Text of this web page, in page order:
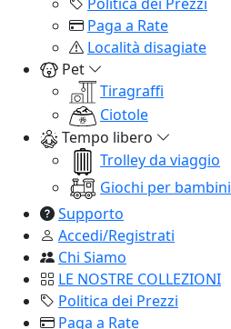
Paga a Rate
Località disagiate
Pet
Tiragraffi
Ciotole
Tempo libero
Trolley da viaggio
Giochi per bambini
Supporto
Accedi/Registrati
Chi Siamo
LE NOSTRE COLLEZIONI
Politica dei Prezzi
Paga a Rate